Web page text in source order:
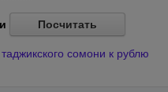
Посчитать
таджикского сомони к рублю